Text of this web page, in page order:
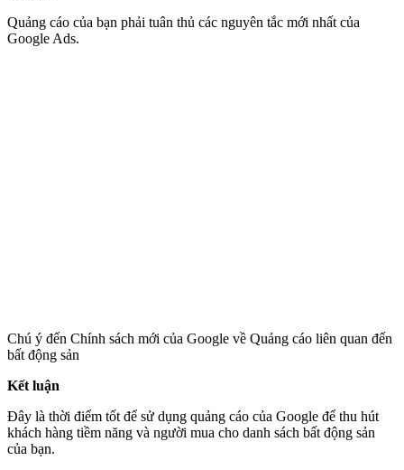
Quảng cáo của bạn phải tuân thủ các nguyên tắc mới nhất của
Google Ads.
Chú ý đến Chính sách mới của Google về Quảng cáo liên quan đến
bất động sản
Kết luận
Đây là thời điểm tốt để sử dụng quảng cáo của Google để thu hút
khách hàng tiềm năng và người mua cho danh sách bất động sản
của bạn.